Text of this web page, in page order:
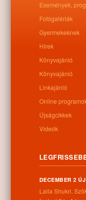
Letöltés
Események,
Fotógalériák
Gyermekeknek
Hírek
Könyvajánló
Könyvajánló
Linkajánló
Online
Újságcikkek
Videók
DECEMBER 2
Laila Shukri.